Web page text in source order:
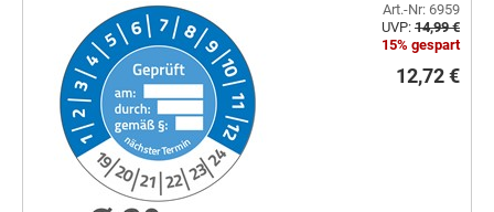
Art.-Nr: 6959
UVP: 14,99 €
15% gespart
12,72 €